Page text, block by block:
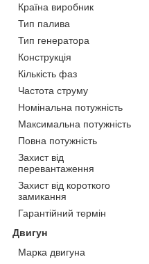
Країна виробник
Тип палива
Тип генератора
Конструкція
Кількість фаз
Частота струму
Номінальна потужність
Максимальна потужність
Повна потужність
Захист від
перевантаження
Захист від короткого
замикання
Гарантійний термін
Двигун
Марка двигуна